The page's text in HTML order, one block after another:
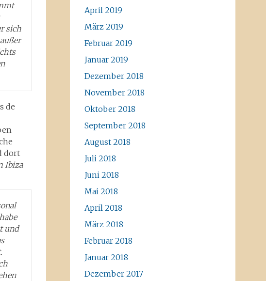
sich
de
dort
Ibiza
und
April 2019
März 2019
Februar 2019
Januar 2019
Dezember 2018
November 2018
Oktober 2018
September 2018
August 2018
Juli 2018
Juni 2018
Mai 2018
April 2018
März 2018
Februar 2018
Januar 2018
Dezember 2017